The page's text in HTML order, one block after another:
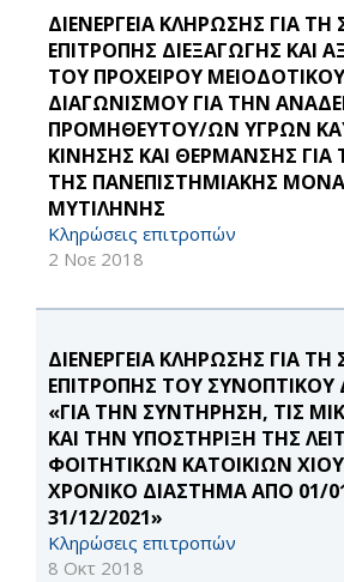
ΔΙΕΝΕΡΓΕΙΑ ΚΛΗΡΩΣΗΣ ΓΙΑ
ΕΠΙΤΡΟΠΗΣ ΔΙΕΞΑΓΩΓΗΣ ΚΑΙ
ΤΟΥ ΠΡΟΧΕΙΡΟΥ ΜΕΙΟΔΟΤΙΚΟΥ
ΔΙΑΓΩΝΙΣΜΟΥ ΓΙΑ ΤΗΝ
ΠΡΟΜΗΘΕΥΤΟΥ/ΩΝ ΥΓΡΩΝ
ΚΙΝΗΣΗΣ ΚΑΙ ΘΕΡΜΑΝΣΗΣ ΓΙΑ
ΤΗΣ ΠΑΝΕΠΙΣΤΗΜΙΑΚΗΣ
ΜΥΤΙΛΗΝΗΣ
Κληρώσεις επιτροπών
2 Νοε 2018
ΔΙΕΝΕΡΓΕΙΑ ΚΛΗΡΩΣΗΣ ΓΙΑ
ΕΠΙΤΡΟΠΗΣ ΤΟΥ ΣΥΝΟΠΤΙΚΟΥ
«ΓΙΑ ΤΗΝ ΣΥΝΤΗΡΗΣΗ, ΤΙΣ
ΚΑΙ ΤΗΝ ΥΠΟΣΤΗΡΙΞΗ ΤΗΣ
ΦΟΙΤΗΤΙΚΩΝ ΚΑΤΟΙΚΙΩΝ
ΧΡΟΝΙΚΟ ΔΙΑΣΤΗΜΑ ΑΠΟ 01/
31/12/2021»
Κληρώσεις επιτροπών
8 Οκτ 2018